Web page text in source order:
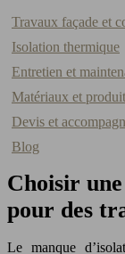
Travaux façade et
Isolation thermique
Entretien et
Matériaux et
Devis et
Blog
Choisir
pour des
Le manque